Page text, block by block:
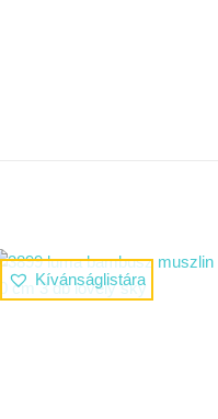
Kívánságlistára